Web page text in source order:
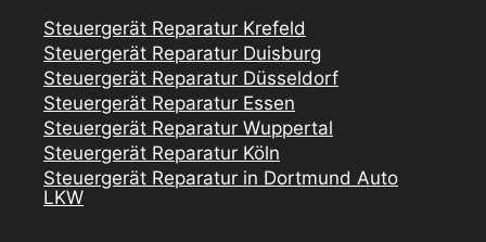
Steuergerät Reparatur Krefeld
Steuergerät Reparatur Duisburg
Steuergerät Reparatur Düsseldorf
Steuergerät Reparatur Essen
Steuergerät Reparatur Wuppertal
Steuergerät Reparatur Köln
Steuergerät Reparatur in Dortmund Auto
LKW